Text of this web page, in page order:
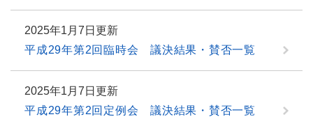
2025年1月7日更新
平成29年第2回臨時会 議決結果・賛否一覧
2025年1月7日更新
平成29年第2回定例会 議決結果・賛否一覧